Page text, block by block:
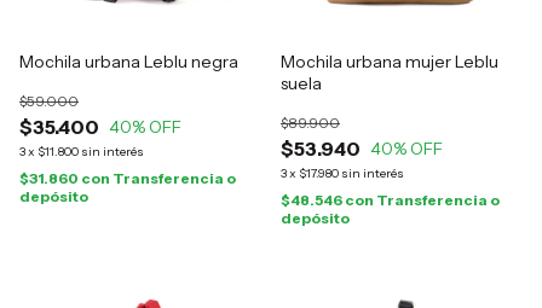
Mochila urbana Leblu negra
$35.400
$59.000
40% OFF
3x $11.800 sin interés
$31.860 con Transferencia o
depósito
Mochila urbana mujer Leblu
suela
$53.940
$89.900
40% OFF
3x $17.980 sin interés
$48.546 con Transferencia o
depósito